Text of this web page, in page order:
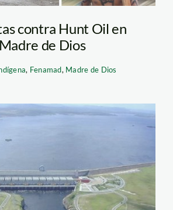
contra Hunt Oil en
Madre de Dios
, Fenamad, Madre de Dios